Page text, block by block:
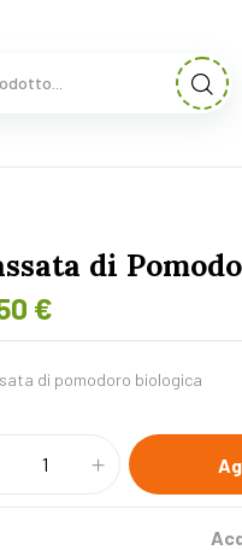
di
€
di pomodoro biologica